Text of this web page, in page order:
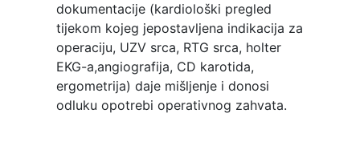
dokumentacije (kardiološki pregled
tijekom kojeg jepostavljena indikacija za
operaciju, UZV srca, RTG srca, holter
EKG-a,angiografija, CD karotida,
ergometrija) daje mišljenje i donosi
odluku opotrebi operativnog zahvata.